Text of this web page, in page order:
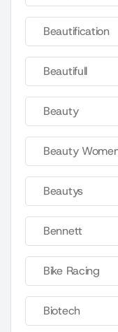
Beautification
Beautifull
Beauty
Beauty
Beautys
Bennett
Bike Racing
Biotech